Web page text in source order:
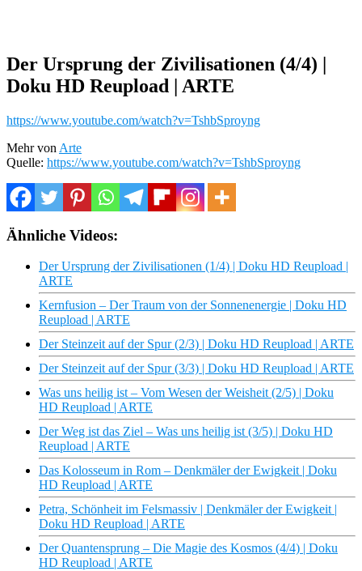
Der Ursprung der Zivilisationen (4/4) |
Doku HD Reupload | ARTE
https://www.youtube.com/watch?v=TshbSproyng
Mehr von Arte
Quelle: https://www.youtube.com/watch?v=TshbSproyng
Ähnliche Videos:
Der Ursprung der Zivilisationen (1/4) | Doku HD Reupload |
ARTE
Kernfusion – Der Traum von der Sonnenenergie | Doku HD
Reupload | ARTE
Der Steinzeit auf der Spur (2/3) | Doku HD Reupload | ARTE
Der Steinzeit auf der Spur (3/3) | Doku HD Reupload | ARTE
Was uns heilig ist – Vom Wesen der Weisheit (2/5) | Doku
HD Reupload | ARTE
Der Weg ist das Ziel – Was uns heilig ist (3/5) | Doku HD
Reupload | ARTE
Das Kolosseum in Rom – Denkmäler der Ewigkeit | Doku
HD Reupload | ARTE
Petra, Schönheit im Felsmassiv | Denkmäler der Ewigkeit |
Doku HD Reupload | ARTE
Der Quantensprung – Die Magie des Kosmos (4/4) | Doku
HD Reupload | ARTE